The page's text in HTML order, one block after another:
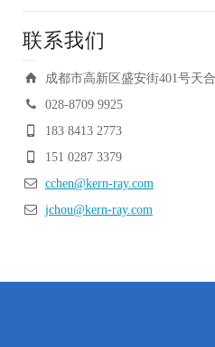
联系我们
成都市高新区盛安街401号天
028-8709 9925
183 8413 2773
151 0287 3379
cchen@kern-ray.com
jchou@kern-ray.com